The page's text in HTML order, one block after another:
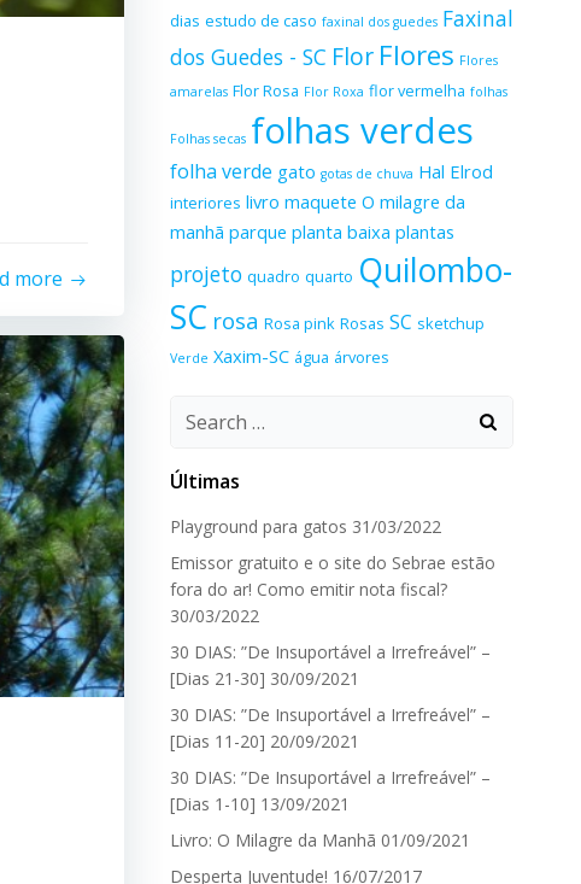
more
dias estudo de caso faxinal dos guedes Faxinal
dos Guedes - SC Flor Flores Flores
amarelas Flor Rosa Flor Roxa flor vermelha folhas
Folhas secas folhas verdes
folha verde gato gotas de chuva Hal Elrod
interiores livro maquete O milagre da
manhã parque planta baixa plantas
projeto quadro quarto Quilombo-
SC rosa Rosa pink Rosas SC sketchup
Verde Xaxim-SC água árvores
Search
Últimas
Playground para gatos 31/03/2022
Emissor gratuito e o site do Sebrae estão
fora do ar! Como emitir nota fiscal?
30/03/2022
30 DIAS: ”De Insuportável a Irrefreável” –
[Dias 21-30] 30/09/2021
30 DIAS: ”De Insuportável a Irrefreável” –
[Dias 11-20] 20/09/2021
30 DIAS: ”De Insuportável a Irrefreável” –
[Dias 1-10] 13/09/2021
Livro: O Milagre da Manhã 01/09/2021
Desperta Juventude! 16/07/2017